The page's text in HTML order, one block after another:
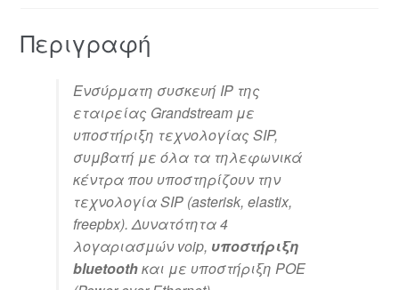
Περιγραφή
Ενσύρματη συσκευή IP της
εταιρείας Grandstream με
υποστήριξη τεχνολογίας SIP,
συμβατή με όλα τα τηλεφωνικά
κέντρα που υποστηρίζουν την
τεχνολογίαSIP(asterisk, elastix,
freepbx). Δυνατότητα 4
λογαριασμών voip, υποστήριξη
bluetoothκαι με υποστήριξη POE